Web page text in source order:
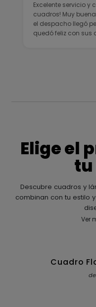
Excelente servicio y
cuadros! Muy
el despacho llegó
quedó feliz con sus
Elige el
tu
Descubre cuadros y
combinan con tu estilo
Ver
Cuadro